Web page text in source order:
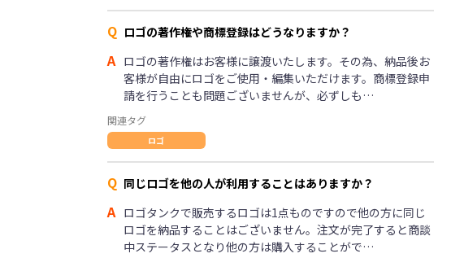
Q ロゴの著作権や商標登録はどうなりますか？
A ロゴの著作権はお客様に譲渡いたします。その為、納品後お
客様が自由にロゴをご使用・編集いただけます。商標登録申
請を行うことも問題ございませんが、必ずしも…
関連タグ
ロゴ
Q 同じロゴを他の人が利用することはありますか？
A ロゴタンクで販売するロゴは1点ものですので他の方に同じ
ロゴを納品することはございません。注文が完了すると商談
中ステータスとなり他の方は購入することがで…